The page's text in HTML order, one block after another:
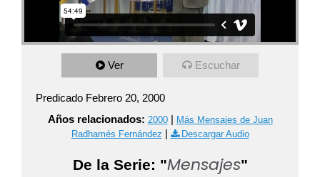
Ver Escuchar
Predicado Febrero 20, 2000
Años relacionados: 2000| Más Mensajes de Juan
Radhamés Fernández | Descargar Audio
De la Serie: "Mensajes"